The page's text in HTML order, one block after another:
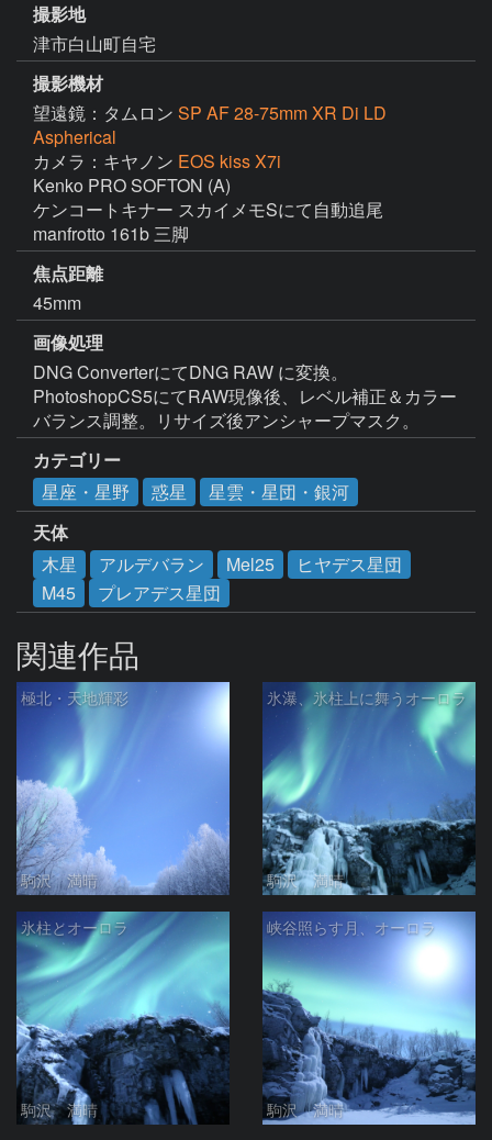
撮影地
津市白山町自宅
撮影機材
望遠鏡：タムロン SP AF 28-75mm XR Di LD
Aspherical
カメラ：キヤノン EOS kiss X7i
Kenko PRO SOFTON (A)
ケンコートキナー スカイメモSにて自動追尾
manfrotto 161b 三脚
焦点距離
45mm
画像処理
DNG ConverterにてDNG RAW に変換。
PhotoshopCS5にてRAW現像後、レベル補正＆カラー
バランス調整。リサイズ後アンシャープマスク。
カテゴリー
星座・星野
惑星
星雲・星団・銀河
天体
木星
アルデバラン Mel25
ヒヤデス星団
M45
プレアデス星団
関連作品
極北・天地輝彩
駒沢 満晴
氷瀑、氷柱上に舞うオーロラ
駒沢 満晴
氷柱とオーロラ
駒沢 満晴
峡谷照らす月、オーロラ
駒沢 満晴